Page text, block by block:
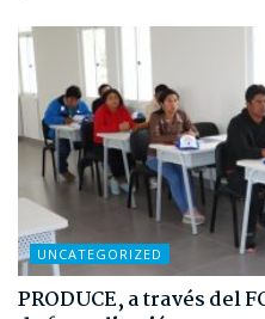
UNCATEGORIZED
PRODUCE, a través del